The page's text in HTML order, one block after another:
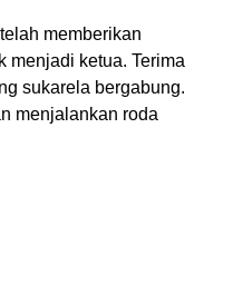
memberikan
menjadi ketua. Terima
sukarela bergabung.
menjalankan roda